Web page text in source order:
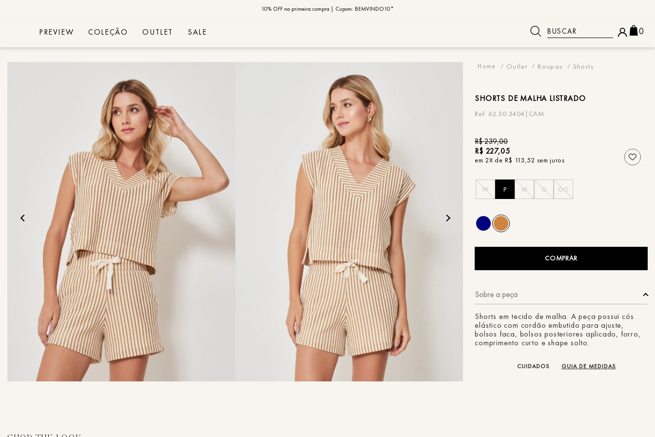
PIX MOB | 5%OFF - Seu look merece!
10% OFF na primeira compra | Cupom: BEMVINDO10*
MOB | Preview Índia
PREVIEW COLEÇÃO OUTLET SALE Buscar 0
Outlet Roupas Shorts
SHORTS DE MALHA LISTRADO
62.50.3404|CAM
R$239,00
R$ 227,05
em 2X de R$ 113,52 sem juros
PP P M G GG
COMPRAR
Shorts em tecido de malha. A peça possui cós
elástico com cordão embutido para ajuste,
bolsos faca, bolsos posteriores aplicado, forro,
comprimento curto e shape solto.
CUIDADOS GUIA DE MEDIDAS
TERMOS MAIS BUSCADOS
6º
7º regata
8º
º